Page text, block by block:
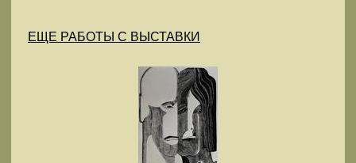
ЕЩЕ РАБОТЫ С ВЫСТАВКИ